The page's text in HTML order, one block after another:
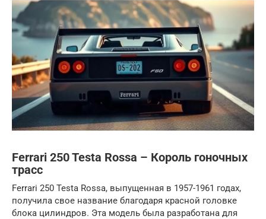
Ferrari 250 Testa Rossa – Король гоночных
трасс
Ferrari 250 Testa Rossa, выпущенная в 1957-1961 годах,
получила свое название благодаря красной головке
блока цилиндров. Эта модель была разработана для